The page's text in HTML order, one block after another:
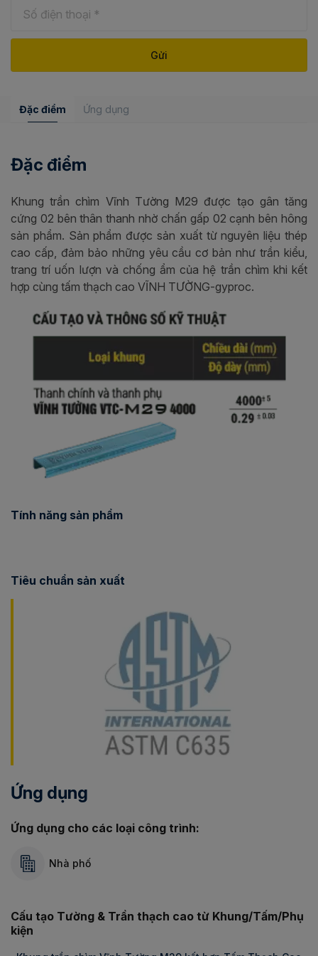
Đặc điểm Ứng dụng
Đặc điểm
Khung trần chìm Vĩnh Tường M29 được tạo gân tăng
cứng 02 bên thân thanh nhờ chấn gấp 02 cạnh bên hông
sản phẩm. Sản phẩm được sản xuất từ nguyên liệu thép
cao cấp, đảm bảo những yêu cầu cơ bản như trần kiểu,
trang trí uốn lượn và chống ẩm của hệ trần chìm khi kết
hợp cùng tấm thạch cao VĨNH TƯỜNG-gyproc.
Tính năng sản phẩm
Tiêu chuẩn sản xuất
Ứng dụng
Ứng dụng cho các loại công trình:
Nhà phố
Cấu tạo Tường & Trần thạch cao từ Khung/Tấm/Phụ
kiện